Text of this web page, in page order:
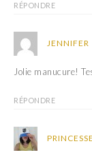
RÉPONDRE
JENNIFER
Jolie manucure!
RÉPONDRE